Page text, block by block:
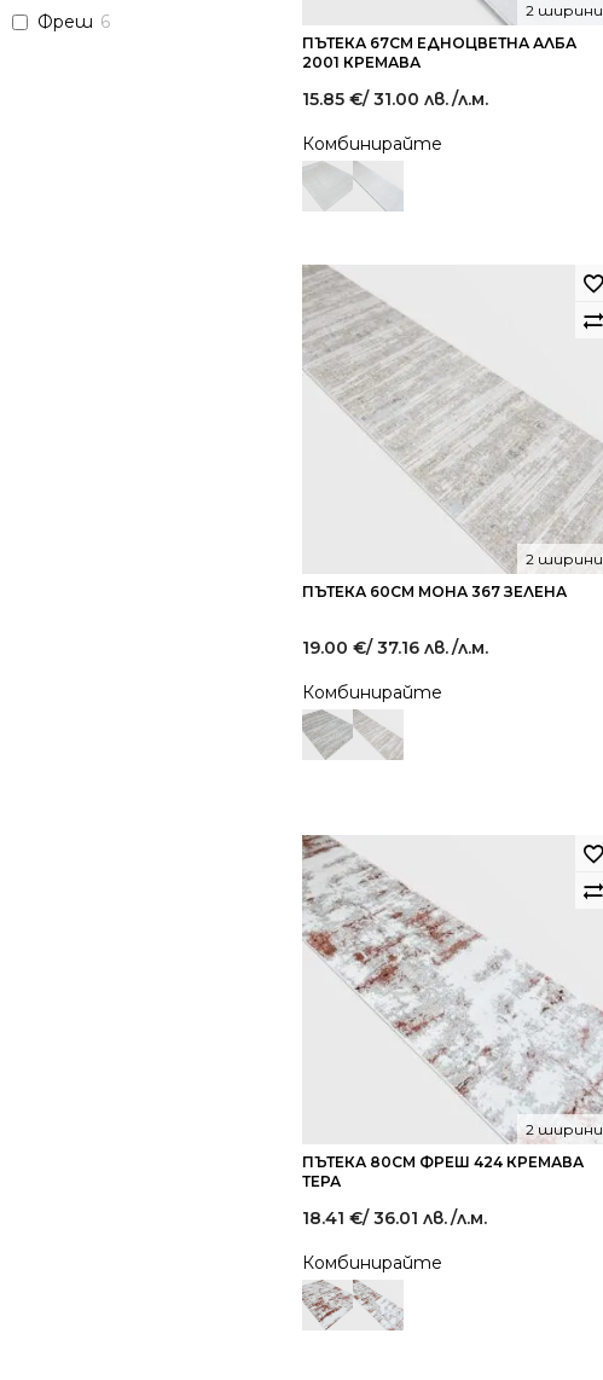
Фреш 6
ПЪТЕКА 67СМ ЕДНОЦВЕТНА АЛБА
2001 КРЕМАВА
2 ширини
15.85 €/ 31.00 лв./л.м.
Комбинирайте
ПЪТЕКА 60СМ МОНА 367 ЗЕЛЕНА
2 ширини
19.00 €/ 37.16 лв./л.м.
Комбинирайте
ПЪТЕКА 80СМ ФРЕШ 424 КРЕМАВА
ТЕРА
2 ширини
18.41 €/ 36.01 лв./л.м.
Комбинирайте